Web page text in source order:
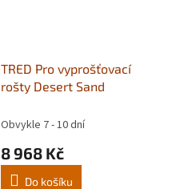
TRED Pro vyprošťovací
rošty Desert Sand
Obvykle 7 - 10 dní
8 968 Kč
Do košíku